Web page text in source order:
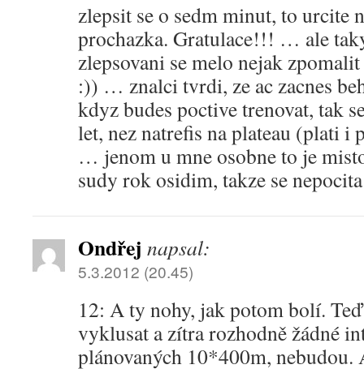
zlepsit se o sedm minut, to urcite
prochazka. Gratulace!!! … ale
zlepsovani se melo nejak
:)) … znalci tvrdi, ze ac zacnes
kdyz budes poctive trenovat, tak
let, nez natrefis na plateau (plati i
… jenom u mne osobne to je
sudy rok osidim, takze se
Ondřej napsal:
5.3.2012 (20.45)
12: A ty nohy, jak potom bolí.
vyklusat a zítra rozhodně žádné
plánovaných 10*400m, nebudou.